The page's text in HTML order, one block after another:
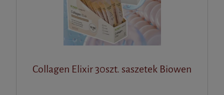
Collagen Elixir 30szt. saszetek Biowen